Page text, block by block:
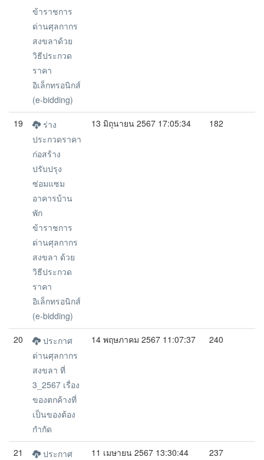
ข้าราชการ
ด่านศุลกากร
สงขลาด้วย
วิธีประกวด
ราคา
อิเล็กทรอนิกส์
(e-bidding)
19
ร่าง
ประกวดราคา
ก่อสร้าง
ปรับปรุง
ซ่อมแซม
อาคารบ้าน
พัก
ข้าราชการ
ด่านศุลกากร
สงขลา ด้วย
วิธีประกวด
ราคา
อิเล็กทรอนิกส์
(e-bidding)
13 มิถุนายน 2567 17:05:34 182
20
ประกาศ
ด่านศุลกากร
สงขลา ที่
3_2567 เรื่อง
ของตกค้างที่
เป็นของต้อง
กำกัด
14 พฤษภาคม 2567 11:07:37 240
21
ประกาศ
11 เมษายน 2567 13:30:44 237